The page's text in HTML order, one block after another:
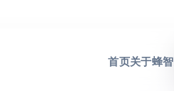
首页关于蜂智